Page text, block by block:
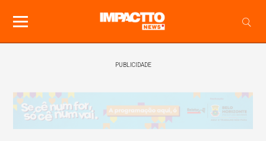
PUBLICIDADE